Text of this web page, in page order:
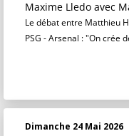
Maxime Lledo avec
Le débat entre Matthieu
PSG - Arsenal : "On crée
Dimanche 24 Mai 2026